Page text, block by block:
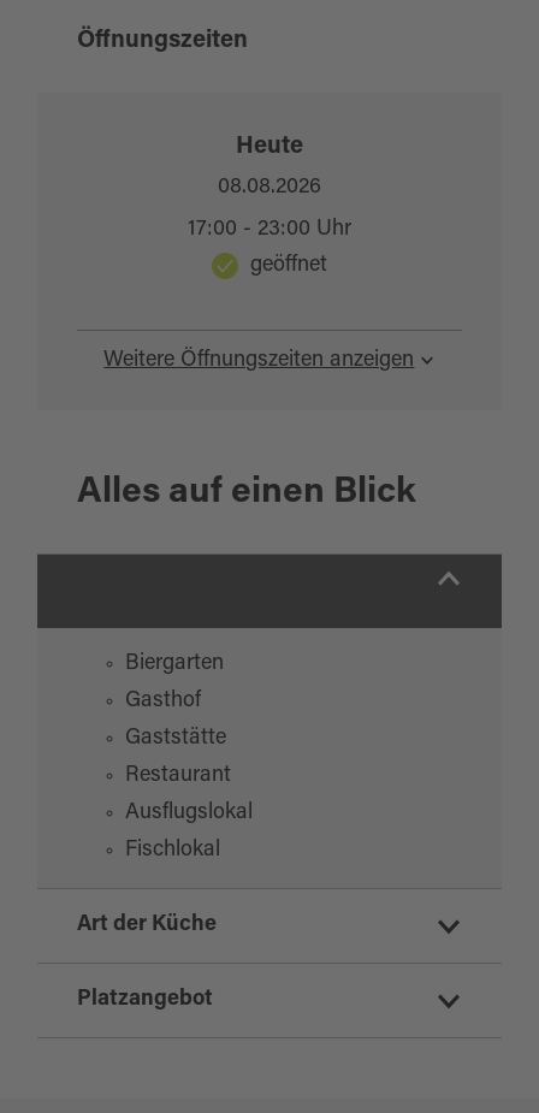
Öffnungszeiten
Weitere Öffnungszeiten anzeigen
Heute
08.08.2026
17:00 - 23:00 Uhr
geöffnet
Alles auf einen Blick
Biergarten
Gasthof
Gaststätte
Restaurant
Ausflugslokal
Fischlokal
Art der Küche
deutsch
international
Platzangebot